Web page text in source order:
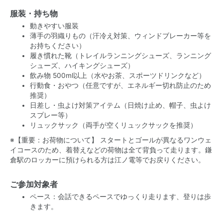
服装・持ち物
動きやすい服装
薄手の羽織りもの（汗冷え対策、ウィンドブレーカー等を
お持ちください）
履き慣れた靴（トレイルランニングシューズ、ランニング
シューズ、ハイキングシューズ）
飲み物 500ml以上（水やお茶、スポーツドリンクなど）
行動食・おやつ（任意ですが、エネルギー切れ防止のため
推奨）
日差し・虫よけ対策アイテム（日焼け止め、帽子、虫よけ
スプレー等）
リュックサック（両手が空くリュックサックを推奨）
※【重要：お荷物について】 スタートとゴールが異なるワンウェ
イコースのため、着替えなどの荷物は全て背負って走ります。鎌
倉駅のロッカーに預けられる方は江ノ電等でお戻りください。
ご参加対象者
ペース：会話できるペースでゆっくり走ります、登りは歩
きます。